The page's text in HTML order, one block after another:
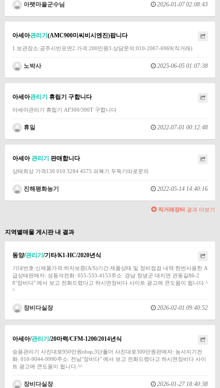
아랫마을군수님 2026-01-07 02:08:43
아세아관리기(AMC900미씨비시엔진)팝니다
1.보관장소:공주시반포면2.가격:200만원3.상담문의:010-2067-6969(직거래)
노박사 2025-06-05 01:07:38
아세아관리기 휴립기 구합니다
아세아관리기 휴립기 AF300/300T 구합니다
휴일 2022-07-01 00:12:48
아세아관리기 판매합니다
상태최상 가격130 010 3284 4575 피복기 두둑기따로문의
진해평화농기 2022-05-14 14:40:16
직거래장터 결과 더보기
지역별매물 게시판 내 결과
동양/관리기/기타/K1-HC/2020년식
기대번호:신제품가격:하자보증(A/S)기간:제품상태 및 정비점검 내역:한번사용한 A
급상태판매자: 성동석전화: 055-533-4153주소: 경남 창녕군 대지면 관동길86-2
8"장비다" 에서 보고 전화드렸다고 하시면장비다 사이트 광고에 큰도움이 됩니다.^
^
장비다실장 2026-02-01 09:40:52
아세아/관리기/20마력/CFM-1200/2014년식
승용관리기 사진대로950만원nbsp;3단폴더 사진대로300만원판매자: 농사지기전
화: 010-9044-9990주소: 전남"장비다" 에서 보고 전화드렸다고 하시면장비다 사이
트 광고에 큰도움이 됩니다.^^
장비다실장 2026-01-27 18:40:38